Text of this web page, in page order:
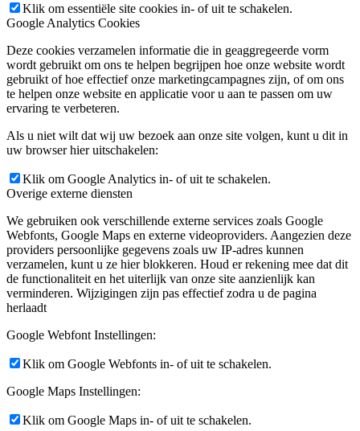
Klik om essentiële site cookies in- of uit te schakelen.
Google Analytics Cookies
Deze cookies verzamelen informatie die in geaggregeerde vorm
wordt gebruikt om ons te helpen begrijpen hoe onze website wordt
gebruikt of hoe effectief onze marketingcampagnes zijn, of om ons
te helpen onze website en applicatie voor u aan te passen om uw
ervaring te verbeteren.
Als u niet wilt dat wij uw bezoek aan onze site volgen, kunt u dit in
uw browser hier uitschakelen:
Klik om Google Analytics in- of uit te schakelen.
Overige externe diensten
We gebruiken ook verschillende externe services zoals Google
Webfonts, Google Maps en externe videoproviders. Aangezien deze
providers persoonlijke gegevens zoals uw IP-adres kunnen
verzamelen, kunt u ze hier blokkeren. Houd er rekening mee dat dit
de functionaliteit en het uiterlijk van onze site aanzienlijk kan
verminderen. Wijzigingen zijn pas effectief zodra u de pagina
herlaadt
Google Webfont Instellingen:
Klik om Google Webfonts in- of uit te schakelen.
Google Maps Instellingen:
Klik om Google Maps in- of uit te schakelen.